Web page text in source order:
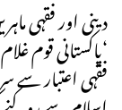
دینی اور فقہی
‘پاکستانی قوم
فقہی اعتبار